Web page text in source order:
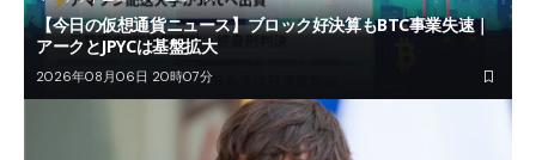
【今日の仮想通貨ニュース】ブロック好決算もBTC事業失速｜
アークとJPYCは基盤拡大
2026年08月06日 20時07分